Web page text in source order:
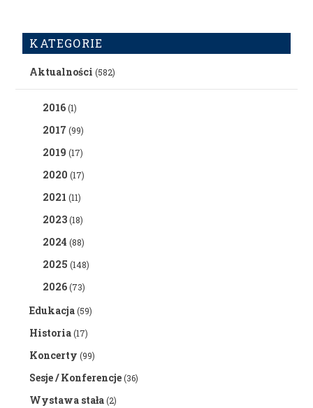
KATEGORIE
Aktualności (582)
2016(1)
2017 (99)
2019 (17)
2020 (17)
2021 (11)
2023(18)
2024 (88)
2025 (148)
2026(73)
Edukacja(59)
Historia(17)
Koncerty (99)
Sesje / Konferencje(36)
Wystawa stała(2)